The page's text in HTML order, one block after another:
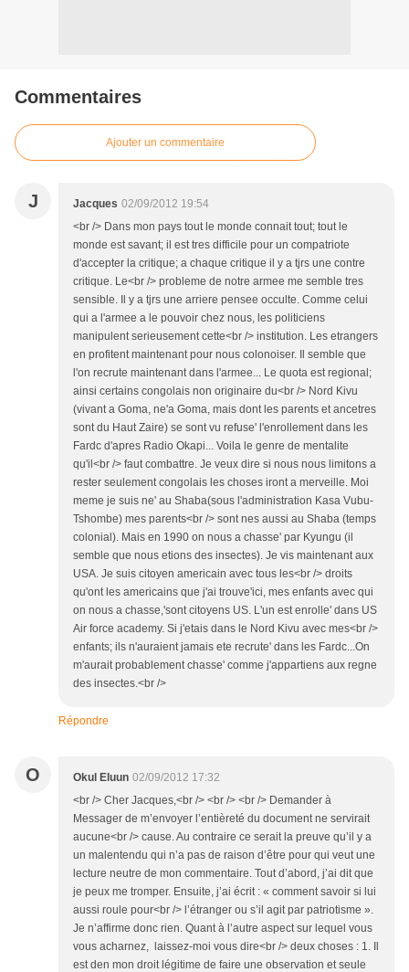
Commentaires
Ajouter un commentaire
J Jacques 02/09/2012 19:54
<br /> Dans mon pays tout le monde connait tout; tout le
monde est savant; il est tres difficile pour un compatriote
d'accepter la critique; a chaque critique il y a tjrs une contre
critique. Le<br /> probleme de notre armee me semble tres
sensible. Il y a tjrs une arriere pensee occulte. Comme celui
qui a l'armee a le pouvoir chez nous, les politiciens
manipulent serieusement cette<br /> institution. Les etrangers
en profitent maintenant pour nous colonoiser. Il semble que
l'on recrute maintenant dans l'armee... Le quota est regional;
ainsi certains congolais non originaire du<br /> Nord Kivu
(vivant a Goma, ne'a Goma, mais dont les parents et ancetres
sont du Haut Zaire) se sont vu refuse' l'enrollement dans les
Fardc d'apres Radio Okapi... Voila le genre de mentalite
qu'il<br /> faut combattre. Je veux dire si nous nous limitons a
rester seulement congolais les choses iront a merveille. Moi
meme je suis ne' au Shaba(sous l'administration Kasa Vubu-
Tshombe) mes parents<br /> sont nes aussi au Shaba (temps
colonial). Mais en 1990 on nous a chasse' par Kyungu (il
semble que nous etions des insectes). Je vis maintenant aux
USA. Je suis citoyen americain avec tous les<br /> droits
qu'ont les americains que j'ai trouve'ici, mes enfants avec qui
on nous a chasse,'sont citoyens US. L'un est enrolle' dans US
Air force academy. Si j'etais dans le Nord Kivu avec mes<br />
enfants; ils n'auraient jamais ete recrute' dans les Fardc...On
m'aurait probablement chasse' comme j'appartiens aux regne
des insectes.<br />
Répondre
O Okul Eluun 02/09/2012 17:32
<br /> Cher Jacques,<br /> <br /> <br /> Demander à
Messager de m’envoyer l’entièreté du document ne servirait
aucune<br /> cause. Au contraire ce serait la preuve qu’il y a
un malentendu qui n’a pas de raison d’être pour qui veut une
lecture neutre de mon commentaire. Tout d’abord, j’ai dit que
je peux me tromper. Ensuite, j’ai écrit : « comment savoir si lui
aussi roule pour<br /> l’étranger ou s’il agit par patriotisme ».
Je n’affirme donc rien. Quant à l’autre aspect sur lequel vous
vous acharnez, laissez-moi vous dire<br /> deux choses : 1. Il
est den mon droit légitime de faire une observation et seule